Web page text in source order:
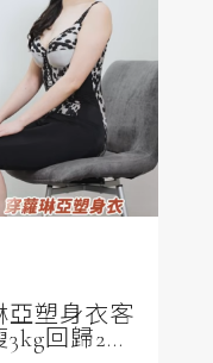
亞塑身衣客
回歸2...